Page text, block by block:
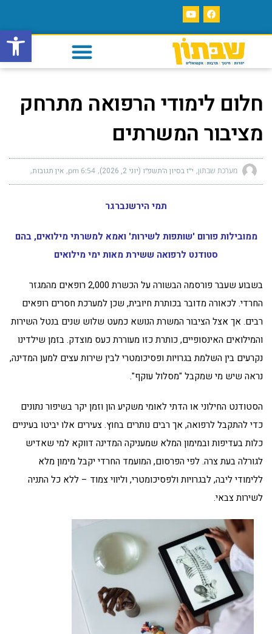
פתח
חלום לימודי הרפואה מתרחק
מציבור המשרתים
מערכת שבתון י״ז בסיון ה׳תשפ״ו (יוני 2, 2026) 6:54 pm אין תגובות
תמי הירשנברגר
ממובילות פורום 'שותפות לשירות' ואמא למשרתי מילואים, בהם
סטודנט לרפואה ששירת מאות ימי מילואים
בשבוע שעבר פורסמה הבשורה על הכשרת 2,000 רופאים מהמגזר
החרדי. לכאורה מדובר בכותרת חיובית, שכן למערכת חסרים רופאים
רבים. אך אצל הציבור המשרת הנושא כמעט שלוש שנים בנטל השירות
והמילואים האינסופיים, כותרת כזו מעוררת כעס מוצדק. בזמן שילדינו
נקרעים בין השלמת בגרויות ופסיכומטרי לבין שירות עצים למען המדינה,
נראה שיש מי שמקבל "מסלול עוקף".
הסטודנט החילוני או הדתי לאומי משקיע הון וזמן יקר בשיפור נתונים
כדי להתקבל לרפואה, אך רבים נותרים בחוץ. צעירים אלו יביטו בעיניים
כלות בעדיפות ובמימון המלא שמעניקה המדינה דווקא למי שאדיש
לגורלה בעת צרה. לפי הפרסום, המועמד החרדי יקבל מימון מלא
ללימודי ליבה, לבגרויות ולפסיכומטרי, וליווי צמוד – ללא כל התניה
לשירות צבאי.